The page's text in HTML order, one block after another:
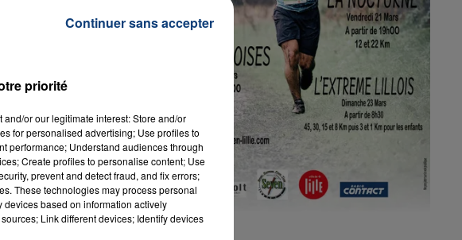
chances en
priorité
or our legitimate interest: Store and/or
for personalised advertising; Use profiles to
performance; Understand audiences through
Create profiles to personalise content; Use
prevent and detect fraud, and fix errors;
These technologies may process personal
based on information actively
Link different devices; Identify devices
Continuer sans accepter